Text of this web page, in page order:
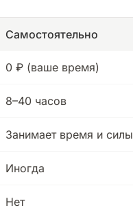
Самостоятельно
0 ₽ (ваше время)
8–40 часов
Занимает время и силы
Иногда
Нет